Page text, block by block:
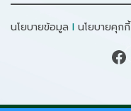
นโยบายข้อมูล I นโยบายคุกกี้
Facebook